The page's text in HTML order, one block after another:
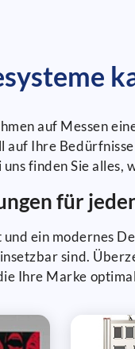
auf Messen
Ihre
finden Sie
für
ein modernes
sind.
Ihre Marke